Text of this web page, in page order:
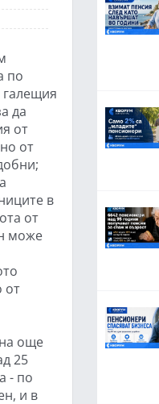
по
галещия
да
от
от
в
от
може
от
още
25
- по
и в